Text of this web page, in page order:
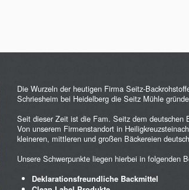
Die Wurzeln der heutigen Firma Seitz-
Schriesheim bei Heidelberg die Seitz Mühle
Seit dieser Zeit ist die Fam. Seitz dem deutschen
Von unserem Firmenstandort in
kleineren, mittleren und großen Bäckereien
Unsere Schwerpunkte liegen hierbei in folgenden
Deklarationsfreundliche Backmittel